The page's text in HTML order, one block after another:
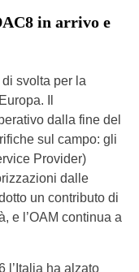
in arrivo e
svolta per la
Il
dalla fine del
sul campo: gli
Provider)
dalle
un contributo di
e l’OAM continua a
l’Italia ha alzato